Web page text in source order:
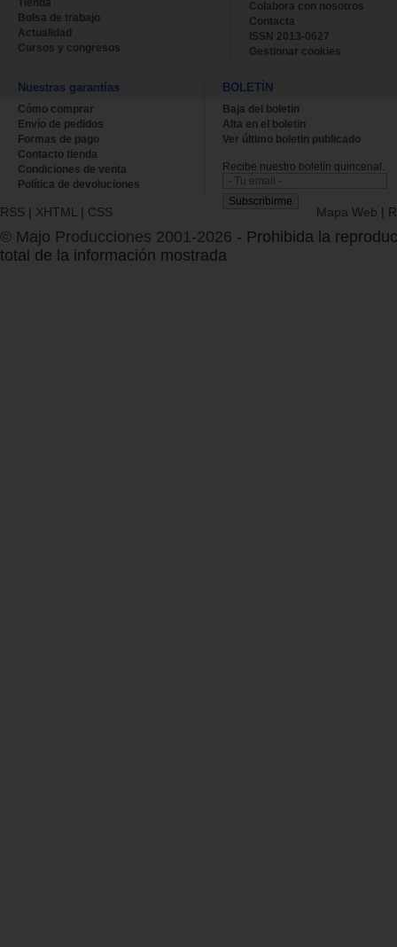
Tienda
Bolsa de trabajo
Actualidad
Cursos y congresos
Colabora con nosotros
Contacta
ISSN 2013-0627
Gestionar cookies
Nuestras garantías
Cómo comprar
Envío de pedidos
Formas de pago
Contacto tienda
Condiciones de venta
Política de devoluciones
BOLETÍN
Baja del boletin
Alta en el boletin
Ver último boletin publicado
Recibe nuestro boletín quincenal.
RSS | XHTML | CSS Mapa Web |
© Majo Producciones 2001-2026 - Prohibida la
total de la información mostrada